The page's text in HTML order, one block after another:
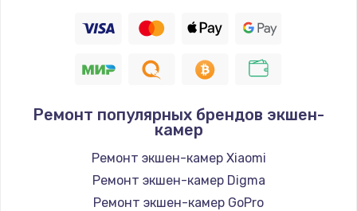
Ремонт популярных брендов экшен-
камер
Ремонт экшен-камер Xiaomi
Ремонт экшен-камер Digma
Ремонт экшен-камер GoPro